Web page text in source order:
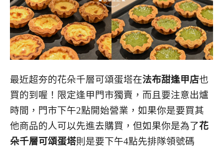
最近超夯的花朵千層可頌蛋塔在法布甜逢甲店也
買的到喔！限定逢甲門市獨賣，而且要注意出爐
時間，門市下午2點開始營業，如果你是要買其
他商品的人可以先進去購買，但如果你是為了花
朵千層可頌蛋塔則是要下午4點先排隊領號碼